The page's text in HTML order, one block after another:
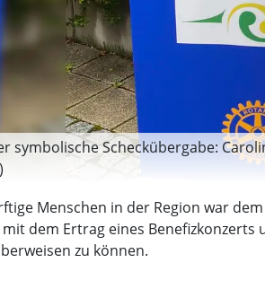
symbolische Scheckübergabe:
Menschen in der Region war
dem Ertrag eines Benefizkonzerts
zu können.